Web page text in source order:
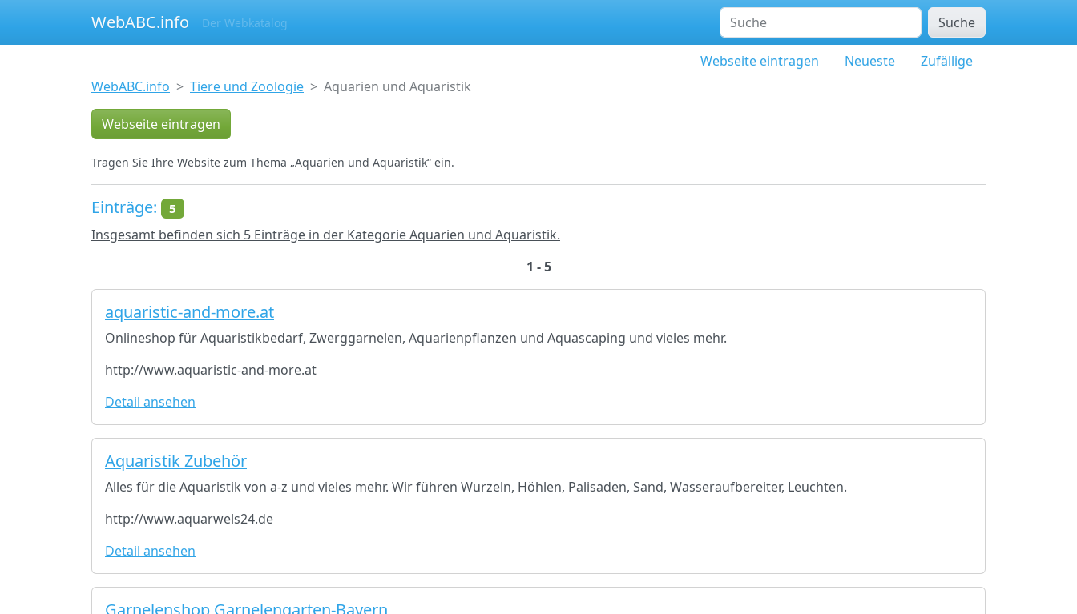
WebABC.info Der Webkatalog Suche
Webseite eintragen Neueste
Zufällige
WebABC.info
Tiere und Zoologie Aquarien und Aquaristik
Webseite eintragen
Tragen Sie Ihre Website zum Thema „Aquarien und Aquaristik“ ein.
Einträge: 5
Insgesamt befinden sich 5 Einträge in der Kategorie Aquarien und Aquaristik.
1 - 5
aquaristic-and-more.at
Onlineshop für Aquaristikbedarf, Zwerggarnelen, Aquarienpflanzen und Aquascaping und vieles mehr.
http://www.aquaristic-and-more.at
Detail ansehen
Aquaristik Zubehör
Alles für die Aquaristik von a-z und vieles mehr. Wir führen Wurzeln, Höhlen, Palisaden, Sand, Wasseraufbereiter, Leuchten.
http://www.aquarwels24.de
Detail ansehen